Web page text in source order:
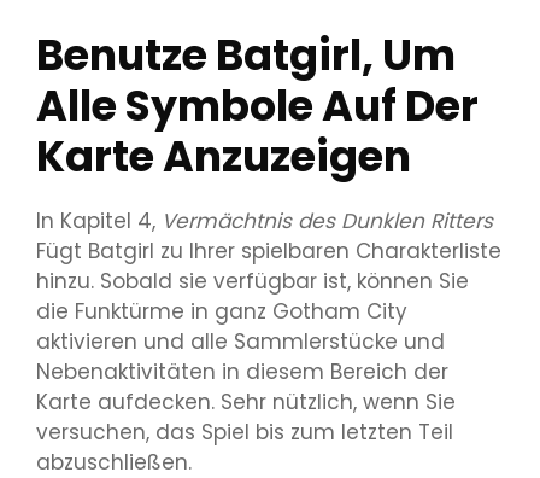
Benutze Batgirl, Um
Alle Symbole Auf Der
Karte Anzuzeigen
In Kapitel 4, Vermächtnis des Dunklen Ritters
Fügt Batgirl zu Ihrer spielbaren Charakterliste
hinzu. Sobald sie verfügbar ist, können Sie
die Funktürme in ganz Gotham City
aktivieren und alle Sammlerstücke und
Nebenaktivitäten in diesem Bereich der
Karte aufdecken. Sehr nützlich, wenn Sie
versuchen, das Spiel bis zum letzten Teil
abzuschließen.